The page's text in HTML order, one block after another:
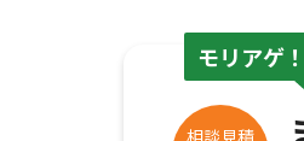
モリアゲ
相談見積